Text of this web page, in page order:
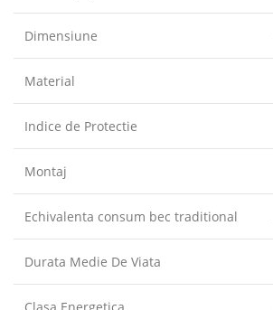
Dimensiune
Material
Indice de Protectie
Montaj
Echivalenta consum bec traditional
Durata Medie De Viata